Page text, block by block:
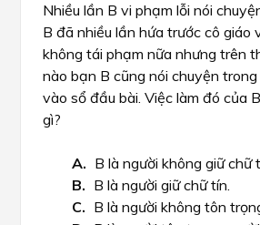
Nhiều lần B vi phạm lỗi nói
B đã nhiều lần hứa trước cô giáo
không tái phạm nữa nhưng trên
nào bạn B cũng nói chuyện
vào sổ đầu bài. Việc làm đó của
gì?
B là người không giữ chữ
B là người giữ chữ tín.
B là người không tôn